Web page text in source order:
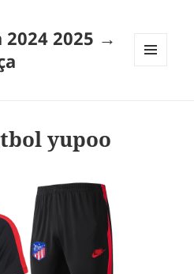
2024 2025 →
yupoo